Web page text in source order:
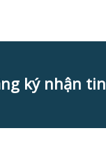
ký nhận tin